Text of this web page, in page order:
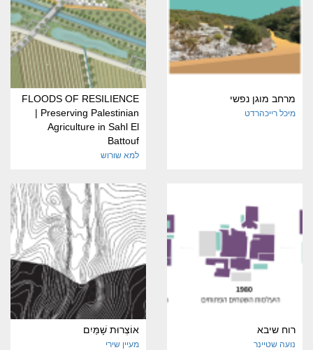
מרחב מוגן נפשי
מיכל רייכהרדט
FLOODS OF RESILIENCE
| Preserving Palestinian
Agriculture in Sahl El
Battouf
למא שורוש
רוח שיבא
נועה שטיינר
אוֹצְרוּת שָׁמַּיִם
מעיין שירי